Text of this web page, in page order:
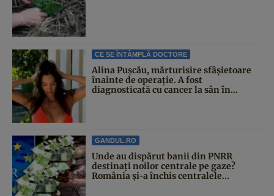
CE SE ÎNTÂMPLĂ DOCTORE
Alina Pușcău, mărturisire sfâșietoare
înainte de operație. A fost
diagnosticată cu cancer la sân în...
GANDUL.RO
Unde au dispărut banii din PNRR
destinați noilor centrale pe gaze?
România și-a închis centralele...